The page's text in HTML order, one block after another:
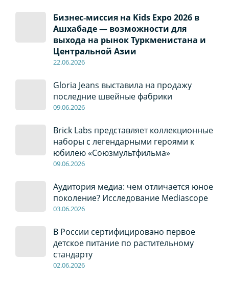
Бизнес‑миссия на Kids Expo 2026 в
Ашхабаде — возможности для
выхода на рынок Туркменистана и
Центральной Азии
22.06.2026
Gloria Jeans выставила на продажу
последние швейные фабрики
09.06.2026
Brick Labs представляет коллекционные
наборы с легендарными героями к
юбилею «Союзмультфильма»
09.06.2026
Аудитория медиа: чем отличается юное
поколение? Исследование Mediascope
03.06.2026
В России сертифицировано первое
детское питание по растительному
стандарту
02.06.2026